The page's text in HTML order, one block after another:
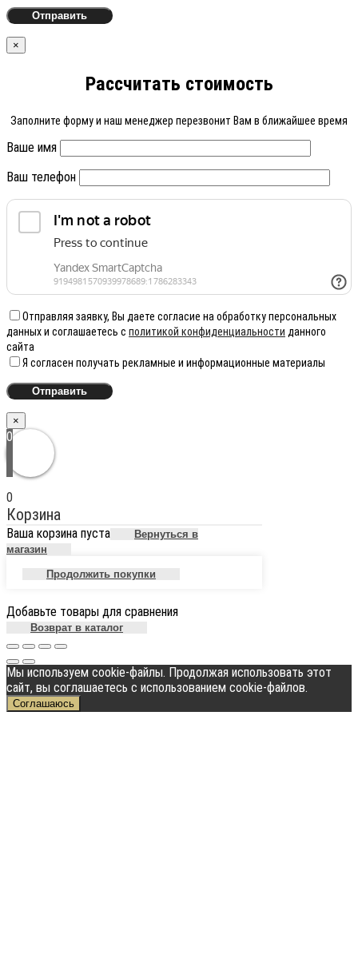
×
Рассчитать стоимость
Заполните форму и наш менеджер перезвонит Вам в ближайшее время
Ваше имя
Ваш телефон
Отправляя заявку, Вы даете согласие на обработку персональных
данных и соглашаетесь с политикой конфиденциальности данного
сайта
Я согласен получать рекламные и информационные материалы
×
0
0
Корзина
Ваша корзина пуста
Вернуться в
магазин
Продолжить покупки
Добавьте товары для сравнения
Возврат в каталог
Мы используем cookie-файлы. Продолжая использовать этот
сайт, вы соглашаетесь с использованием cookie-файлов.
Соглашаюсь